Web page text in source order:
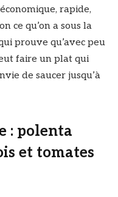
rapide,
ce qu’on a sous la
prouve qu’avec peu
faire un plat qui
de saucer jusqu’à
: polenta
et tomates